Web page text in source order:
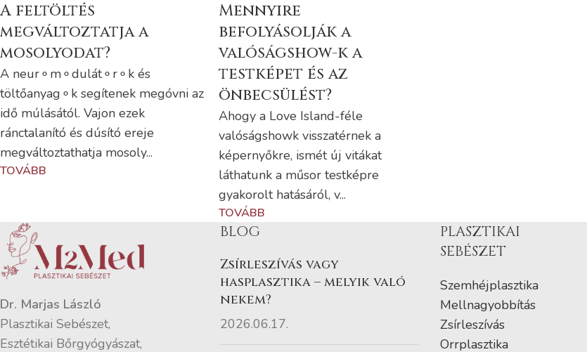
A feltöltés
megváltoztatja a
mosolyodat?
A neur⚬m⚬dulát⚬r⚬k és
töltőanyag⚬k segítenek megóvni az
idő múlásától. Vajon ezek
ránctalanító és dúsító ereje
megváltoztathatja mosoly...
TOVÁBB
Mennyire
befolyásolják a
valóságshow-k a
testképet és az
önbecsülést?
Ahogy a Love Island-féle
valóságshowk visszatérnek a
képernyőkre, ismét új vitákat
láthatunk a műsor testképre
gyakorolt ​​hatásáról, v...
TOVÁBB
Dr. Marjas László
Plasztikai Sebészet,
Esztétikai Bőrgyógyászat,
BLOG
Zsírleszívás vagy
hasplasztika – melyik való
nekem?
2026.06.17.
PLASZTIKAI
SEBÉSZET
Szemhéjplasztika
Mellnagyobbítás
Zsírleszívás
Orrplasztika